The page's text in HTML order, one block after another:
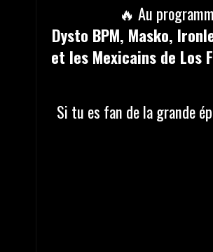
🔥 Au
Dysto BPM, Masko,
et les Mexicains de Los
Si tu es fan de la grande